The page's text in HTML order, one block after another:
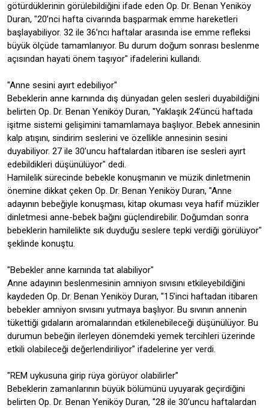
götürdüklerinin görülebildiğini ifade eden Op. Dr. Benan Yeniköy
Duran, "20’nci hafta civarında başparmak emme hareketleri
başlayabiliyor. 32 ile 36’ncı haftalar arasında ise emme refleksi
büyük ölçüde tamamlanıyor. Bu durum doğum sonrası beslenme
açısından hayati önem taşıyor" ifadelerini kullandı.
"Anne sesini ayırt edebiliyor"
Bebeklerin anne karnında dış dünyadan gelen sesleri duyabildiğini
belirten Op. Dr. Benan Yeniköy Duran, "Yaklaşık 24’üncü haftada
işitme sistemi gelişimini tamamlamaya başlıyor. Bebek annesinin
kalp atışını, sindirim seslerini ve özellikle annesinin sesini
duyabiliyor. 27 ile 30’uncu haftalardan itibaren ise sesleri ayırt
edebildikleri düşünülüyor" dedi.
Hamilelik sürecinde bebekle konuşmanın ve müzik dinletmenin
önemine dikkat çeken Op. Dr. Benan Yeniköy Duran, "Anne
adayının bebeğiyle konuşması, kitap okuması veya hafif müzikler
dinletmesi anne-bebek bağını güçlendirebilir. Doğumdan sonra
bebeklerin hamilelikte sık duyduğu seslere tepki verdiği görülüyor"
şeklinde konuştu.
"Bebekler anne karnında tat alabiliyor"
Anne adayının beslenmesinin amniyon sıvısını etkileyebildiğini
kaydeden Op. Dr. Benan Yeniköy Duran, "15’inci haftadan itibaren
bebekler amniyon sıvısını yutmaya başlıyor. Bu sıvının annenin
tükettiği gıdaların aromalarından etkilenebileceği düşünülüyor. Bu
durumun bebeğin ilerleyen dönemdeki yemek tercihleri üzerinde
etkili olabileceği değerlendiriliyor" ifadelerine yer verdi.
"REM uykusuna girip rüya görüyor olabilirler"
Bebeklerin zamanlarının büyük bölümünü uyuyarak geçirdiğini
belirten Op. Dr. Benan Yeniköy Duran, "28 ile 30’uncu haftalardan